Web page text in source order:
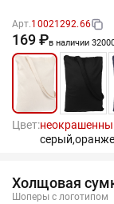
Арт.10021292.66
169 ₽в наличии
Цвет:
серый,
Холщовая
Шоперы с логотипом